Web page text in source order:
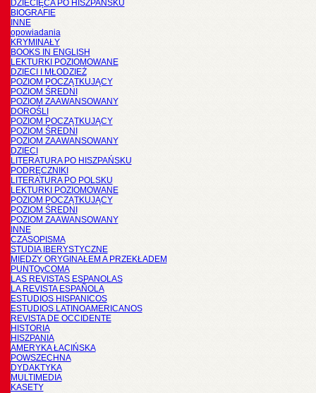
DZIECIĘCA PO HISZPAŃSKU
BIOGRAFIE
INNE
opowiadania
KRYMINAŁY
BOOKS IN ENGLISH
LEKTURKI POZIOMOWANE
DZIECI I MŁODZIEŻ
POZIOM POCZĄTKUJĄCY
POZIOM ŚREDNI
POZIOM ZAAWANSOWANY
DOROŚLI
POZIOM POCZĄTKUJĄCY
POZIOM ŚREDNI
POZIOM ZAAWANSOWANY
DZIECI
LITERATURA PO HISZPAŃSKU
PODRĘCZNIKI
LITERATURA PO POLSKU
LEKTURKI POZIOMOWANE
POZIOM POCZĄTKUJĄCY
POZIOM ŚREDNI
POZIOM ZAAWANSOWANY
INNE
CZASOPISMA
STUDIA IBERYSTYCZNE
MIĘDZY ORYGINAŁEM A PRZEKŁADEM
PUNTOyCOMA
LAS REVISTAS ESPANOLAS
LA REVISTA ESPAÑOLA
ESTUDIOS HISPANICOS
ESTUDIOS LATINOAMERICANOS
REVISTA DE OCCIDENTE
HISTORIA
HISZPANIA
AMERYKA ŁACIŃSKA
POWSZECHNA
DYDAKTYKA
MULTIMEDIA
KASETY